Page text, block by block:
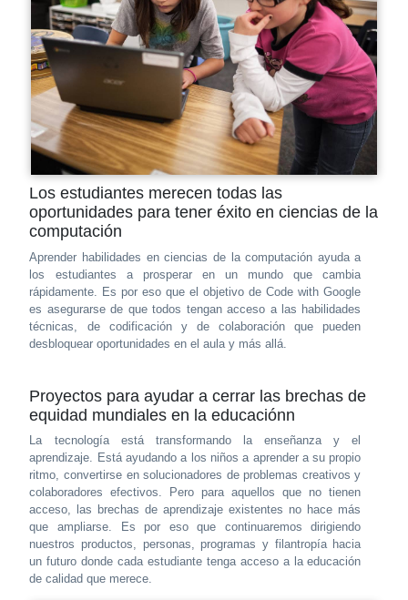
Los estudiantes merecen todas las
oportunidades para tener éxito en ciencias de la
computación
Aprender habilidades en ciencias de la computación ayuda a
los estudiantes a prosperar en un mundo que cambia
rápidamente. Es por eso que el objetivo de Code with Google
es asegurarse de que todos tengan acceso a las habilidades
técnicas, de codificación y de colaboración que pueden
desbloquear oportunidades en el aula y más allá.
Proyectos para ayudar a cerrar las brechas de
equidad mundiales en la educaciónn
La tecnología está transformando la enseñanza y el
aprendizaje. Está ayudando a los niños a aprender a su propio
ritmo, convertirse en solucionadores de problemas creativos y
colaboradores efectivos. Pero para aquellos que no tienen
acceso, las brechas de aprendizaje existentes no hace más
que ampliarse. Es por eso que continuaremos dirigiendo
nuestros productos, personas, programas y filantropía hacia
un futuro donde cada estudiante tenga acceso a la educación
de calidad que merece.